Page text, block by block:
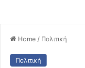
Home / Πολιτική
Πολιτική